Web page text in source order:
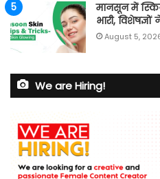
मानसून में
भारी,
August 5,
We are Hiring!